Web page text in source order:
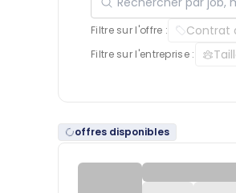
Filtre sur l'offre : Contrat
Filtre sur l'entreprise :
offres disponibles